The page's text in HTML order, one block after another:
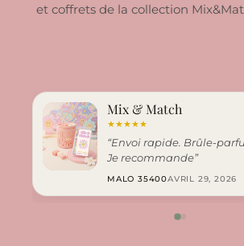
et coffrets de la collection
Mix & Match
★★★★★
“Envoi rapide. Brûle-
Je recommande”
MALO 35400AVRIL 29, 2026